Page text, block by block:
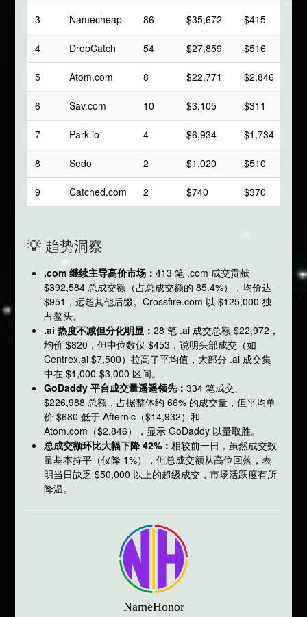
3 Namecheap 86 $35,672 $415
4 DropCatch 54 $27,859 $516
5 Atom.com 8 $22,771 $2,846
6 Sav.com 10 $3,105 $311
7 Park.io 4 $6,934 $1,734
8 Sedo 2 $1,020 $510
9 Catched.com 2 $740 $370
💡 趋势洞察
.com 继续主导高价市场： 413 笔 .com 成交贡献
$392,584 总成交额（占总成交额的 85.4%），均价达
$951，远超其他后缀。Crossfire.com 以 $125,000 独
占鳌头。
.ai 热度不减但分化明显： 28 笔 .ai 成交总额 $22,972，
均价 $820，但中位数仅 $453，说明头部成交（如
Centrex.ai $7,500）拉高了平均值，大部分 .ai 成交集
中在 $1,000-$3,000 区间。
GoDaddy 平台成交量遥遥领先： 334 笔成交、
$226,988 总额，占据整体约 66% 的成交量，但平均单
价 $680 低于 Afternic（$14,932）和
Atom.com（$2,846），显示 GoDaddy 以量取胜。
总成交额环比大幅下降 42%： 相较前一日，虽然成交数
量基本持平（仅降 1%），但总成交额从高位回落，表
明当日缺乏 $50,000 以上的超级成交，市场活跃度有所
降温。
NameHonor